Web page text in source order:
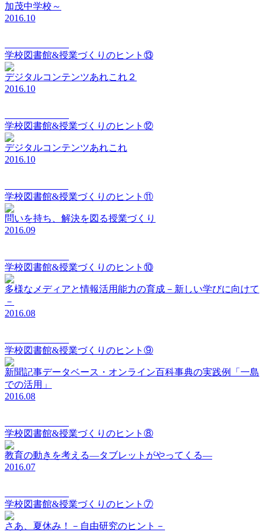
加茂中学校～
2016.10
学校図書館&授業づくりのヒント⑬
デジタルコンテンツあれこれ２
2016.10
学校図書館&授業づくりのヒント⑫
デジタルコンテンツあれこれ
2016.10
学校図書館&授業づくりのヒント⑪
問いを持ち、解決を図る授業づくり
2016.09
学校図書館&授業づくりのヒント⑩
多様なメディアと情報活用能力の育成－新しい学びに向けて
－
2016.08
学校図書館&授業づくりのヒント⑨
新聞記事データベース・オンライン百科事典の実践例「一島
での活用」
2016.08
学校図書館&授業づくりのヒント⑧
教育の動きを考える―タブレットがやってくる―
2016.07
学校図書館&授業づくりのヒント⑦
さあ、夏休み！－自由研究のヒント－